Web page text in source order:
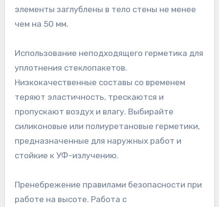
элементы заглублены в тело стены не менее
чем на 50 мм.
Использование неподходящего герметика для
уплотнения стеклопакетов.
Низкокачественные составы со временем
теряют эластичность, трескаются и
пропускают воздух и влагу. Выбирайте
силиконовые или полиуретановые герметики,
предназначенные для наружных работ и
стойкие к УФ-излучению.
Пренебрежение правилами безопасности при
работе на высоте. Работа с